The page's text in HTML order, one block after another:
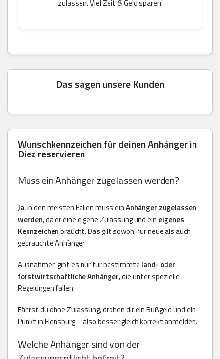
zulassen. Viel Zeit & Geld sparen!
Das sagen unsere Kunden
Wunschkennzeichen für deinen Anhänger in
Diez reservieren
Muss ein Anhänger zugelassen werden?
Ja, in den meisten Fällen muss einAnhänger zugelassen
werden, da er eine eigene Zulassung und ein eigenes
Kennzeichenbraucht. Das gilt sowohl für neue als auch
gebrauchte Anhänger.
Ausnahmen gibt es nur für bestimmte land- oder
forstwirtschaftliche Anhänger, die unter spezielle
Regelungen fallen.
Fährst du ohne Zulassung, drohen dir ein Bußgeld und ein
Punkt in Flensburg – also besser gleich korrekt anmelden.
Welche Anhänger sind von der